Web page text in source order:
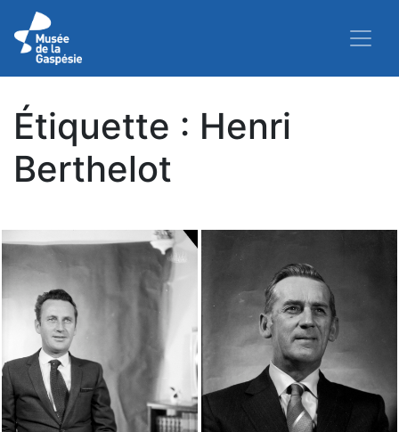
Étiquette : Henri
Berthelot